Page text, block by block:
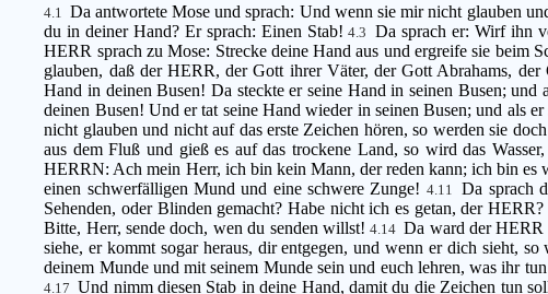
4.1 Da antwortete Mose und sprach: Und wenn sie mir nicht glauben
du in deiner Hand? Er sprach: Einen Stab!4.3 Da sprach er: Wirf ihn
HERR sprach zu Mose: Strecke deine Hand aus und ergreife sie beim
glauben, daß der HERR, der Gott ihrer Väter, der Gott Abrahams,
Hand in deinen Busen! Da steckte er seine Hand in seinen Busen; und
deinen Busen! Und er tat seine Hand wieder in seinen Busen; und als
nicht glauben und nicht auf das erste Zeichen hören, so werden sie
aus dem Fluß und gieß es auf das trockene Land, so wird das
HERRN: Ach mein Herr, ich bin kein Mann, der reden kann; ich bin es
einen schwerfälligen Mund und eine schwere Zunge! 4.11
Da sprach
Sehenden, oder Blinden gemacht? Habe nicht ich es getan, der HERR?
Bitte, Herr, sende doch, wen du senden willst!4.14 Da ward der HERR
siehe, er kommt sogar heraus, dir entgegen, und wenn er dich sieht,
deinem Munde und mit seinem Munde sein und euch lehren, was ihr
4.17 Und nimm diesen Stab in deine Hand, damit du die Zeichen tun